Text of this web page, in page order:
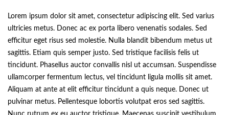
Lorem ipsum dolor sit amet, consectetur adipiscing elit. Sed varius
ultricies metus. Donec ac ex porta libero venenatis sodales. Sed
efficitur eget risus sed molestie. Nulla blandit bibendum metus ut
sagittis. Etiam quis semper justo. Sed tristique facilisis felis ut
tincidunt. Phasellus auctor convallis nisl ut accumsan. Suspendisse
ullamcorper fermentum lectus, vel tincidunt ligula mollis sit amet.
Aliquam at ante at elit efficitur tincidunt a quis neque. Donec ut
pulvinar metus. Pellentesque lobortis volutpat eros sed sagittis.